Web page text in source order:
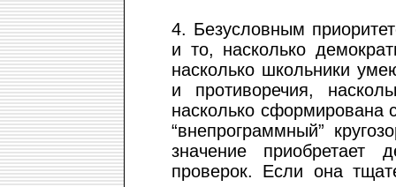
4. Безусловным
и то, насколько
насколько школьники
и противоречия,
насколько сформирована
“внепрограммный”
значение приобретает
проверок. Если она